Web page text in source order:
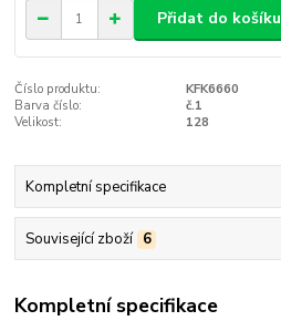
Přidat do košíku
Číslo produktu:
KFK6660
Barva číslo:
č.1
Velikost:
128
Kompletní specifikace
Související zboží 6
Kompletní specifikace